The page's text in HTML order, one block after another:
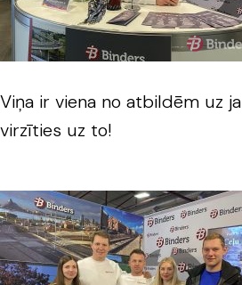
Viņa ir viena no atbildēm uz
virzīties uz to!